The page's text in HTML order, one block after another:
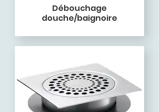
Débouchage
douche/baignoire